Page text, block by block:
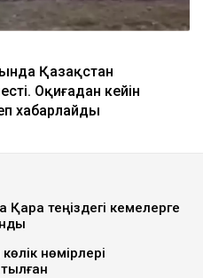
Қазақстан
Оқиғадан кейін
хабарлайды
Қара теңіздегі кемелерге
нөмірлері